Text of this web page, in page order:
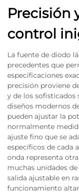
Precisión
control
La fuente de diodo
precedentes que
especificaciones
precisión proviene
y de los
diseños modernos
pueden ajustar la
normalmente
ajuste fino que se
específicos de cada
onda representa
muchas unidades
salida ajustable en
funcionamiento